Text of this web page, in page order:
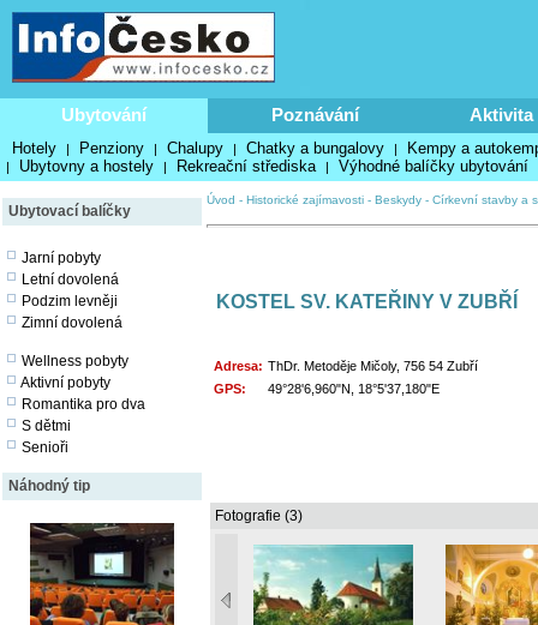
Ubytování Poznávání Aktivita
Hotely | Penziony | Chalupy | Chatky a bungalovy | Kempy a
| Ubytovny a hostely | Rekreační střediska | Výhodné balíčky ubytování
Ubytovací balíčky
Jarní pobyty
Letní dovolená
Podzim levněji
Zimní dovolená
Wellness pobyty
Aktivní pobyty
Romantika pro dva
S dětmi
Senioři
Náhodný tip
Úvod - Historické zajímavosti - Beskydy - Církevní stavby a
KOSTEL SV. KATEŘINY V ZUBŘÍ
Adresa: ThDr. Metoděje Mičoly, 756 54 Zubří
GPS:
49°28'6,960"N, 18°5'37,180"E
Fotografie (3)